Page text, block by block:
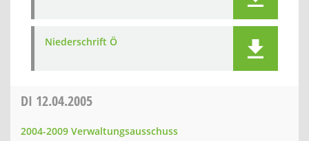
Niederschrift Ö
DI 12.04.2005
2004-2009 Verwaltungsausschuss